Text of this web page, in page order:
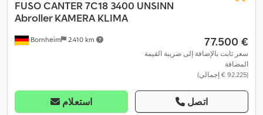
Bornheim 2.410 km
FUSOCANTER 7C18 3400 UNSINN
Abroller KAMERA KLIMA
‏77.500 €
سعر ثابت بالإضافة إلى ضريبة القيمة
المضافة
(‏92.225 € إجمالي)
استعلام اتصل